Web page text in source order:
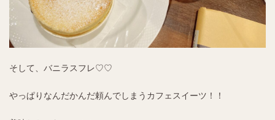
そして、バニラスフレ♡♡
やっぱりなんだかんだ頼んでしまうカフェスイーツ！！